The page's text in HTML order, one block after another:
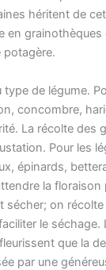
héritent de
en
potagère.
de légume.
concombre,
La récolte des
Pour les
épinards,
la floraison
sécher; on
le séchage.
que la
par une